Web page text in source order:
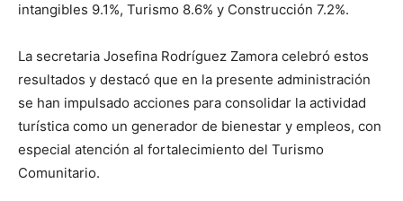
intangibles 9.1%, Turismo 8.6% y Construcción 7.2%.
La secretaria Josefina Rodríguez Zamora celebró estos
resultados y destacó que en la presente administración
se han impulsado acciones para consolidar la actividad
turística como un generador de bienestar y empleos, con
especial atención al fortalecimiento del Turismo
Comunitario.